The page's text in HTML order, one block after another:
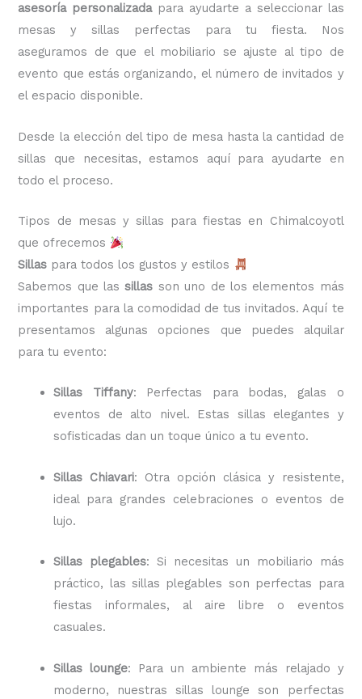
asesoría personalizadapara ayudarte a seleccionar las
mesas y sillas perfectas para tu fiesta. Nos
aseguramos de que el mobiliario se ajuste al tipo de
evento que estás organizando, el número de invitados y
el espacio disponible.
Desde la elección del tipo de mesa hasta la cantidad de
sillas que necesitas, estamos aquí para ayudarte en
todo el proceso.
Tipos de mesas y sillas para fiestas en Chimalcoyotl
que ofrecemos
Sillas para todos los gustos y estilos
Sabemos que lassillas son uno de los elementos más
importantes para la comodidad de tus invitados. Aquí te
presentamos algunas opciones que puedes alquilar
para tu evento:
Sillas Tiffany: Perfectas para bodas, galas o
eventos de alto nivel. Estas sillas elegantes y
sofisticadas dan un toque único a tu evento.
Sillas Chiavari: Otra opción clásica y resistente,
ideal para grandes celebraciones o eventos de
lujo.
Sillas plegables: Si necesitas un mobiliario más
práctico, las sillas plegables son perfectas para
fiestas informales, al aire libre o eventos
casuales.
Sillas lounge: Para un ambiente más relajado y
moderno, nuestras sillas lounge son perfectas